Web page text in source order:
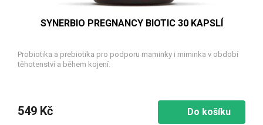
SYNERBIO PREGNANCY BIOTIC 30 KAPSLÍ
Probiotika a prebiotika pro podporu maminky i miminka v období
těhotenství a během kojení.
549 Kč Do košíku